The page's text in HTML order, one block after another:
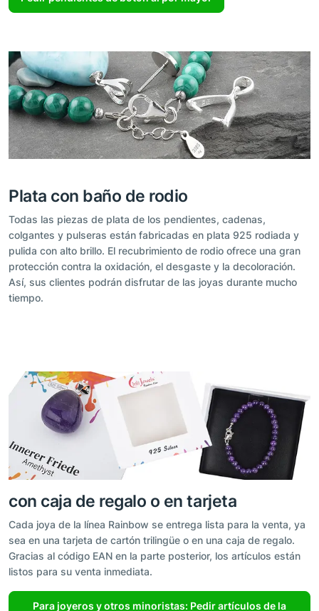
Plata con baño de rodio
Todas las piezas de plata de los pendientes, cadenas,
colgantes y pulseras están fabricadas en plata 925 rodiada y
pulida con alto brillo. El recubrimiento de rodio ofrece una gran
protección contra la oxidación, el desgaste y la decoloración.
Así, sus clientes podrán disfrutar de las joyas durante mucho
tiempo.
con caja de regalo o en tarjeta
Cada joya de la línea Rainbow se entrega lista para la venta, ya
sea en una tarjeta de cartón trilingüe o en una caja de regalo.
Gracias al código EAN en la parte posterior, los artículos están
listos para su venta inmediata.
Para joyeros y otros minoristas: Pedir artículos de la